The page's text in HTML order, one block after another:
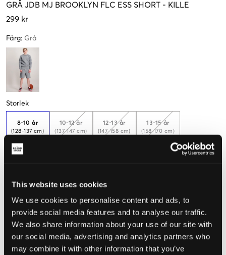
This website uses cookies
We use cookies to personalise content and ads, to
provide social media features and to analyse our traffic.
We also share information about your use of our site with
our social media, advertising and analytics partners who
may combine it with other information that you’ve
GRÅ JDB MJ BROOKLYN FLC ESS SHORT - KILLE
299 kr
Färg: Grå
Storlek
8-10 år
(128-137 cm)
Endast
10-12 år
(137-147 cm)
12-13 år
(147-158 cm)
13-15 år
(158-170 cm)
Liten Perfekt
STORLEKSGUIDE
VÄLJ STORLEK